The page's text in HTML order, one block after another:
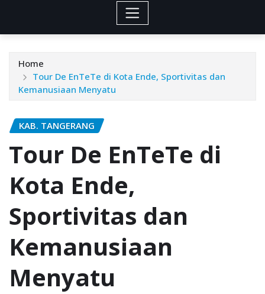
Home
Tour De EnTeTe di Kota Ende, Sportivitas dan
Kemanusiaan Menyatu
KAB. TANGERANG
Tour De EnTeTe di
Kota Ende,
Sportivitas dan
Kemanusiaan
Menyatu